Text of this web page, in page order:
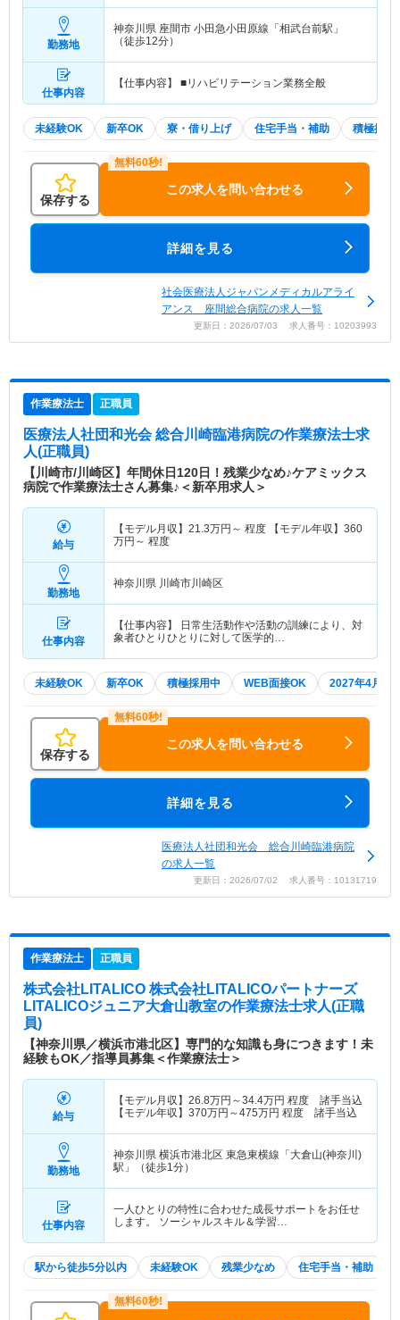
勤務地
神奈川県 座間市 小田急小田原線「相武台前駅」
（徒歩12分）
仕事内容
【仕事内容】 ■リハビリテーション業務全般
未経験OK 新卒OK 寮・借り上げ 住宅手当・補助 積極採用
保存する
この求人を問い合わせる
詳細を見る
社会医療法人ジャパンメディカルアライ
アンス 座間総合病院の求人一覧
更新日：2026/07/03 求人番号：10203993
作業療法士 正職員
医療法人社団和光会 総合川崎臨港病院の作業療法士求
人(正職員)
【川崎市/川崎区】年間休日120日！残業少なめ♪ケアミックス
病院で作業療法士さん募集♪＜新卒用求人＞
給与
【モデル月収】 21.3万円～ 程度 【モデル年収】 360
万円～ 程度
勤務地
神奈川県 川崎市川崎区
仕事内容
【仕事内容】 日常生活動作や活動の訓練により、対
象者ひとりひとりに対して医学的…
未経験OK 新卒OK 積極採用中 WEB面接OK 2027年4月入
保存する
この求人を問い合わせる
詳細を見る
医療法人社団和光会 総合川崎臨港病院
の求人一覧
更新日：2026/07/02 求人番号：10131719
作業療法士 正職員
株式会社LITALICO 株式会社LITALICOパートナーズ
LITALICOジュニア大倉山教室の作業療法士求人(正職
員)
【神奈川県／横浜市港北区】専門的な知識も身につきます！未
経験もOK／指導員募集＜作業療法士＞
給与
【モデル月収】 26.8万円～34.4万円 程度 諸手当込
【モデル年収】 370万円～475万円 程度 諸手当込
勤務地
神奈川県 横浜市港北区 東急東横線「大倉山(神奈川)
駅」（徒歩1分）
仕事内容
一人ひとりの特性に合わせた成長サポートをお任せ
します。 ソーシャルスキル＆学習…
駅から徒歩5分以内 未経験OK 残業少なめ 住宅手当・補助